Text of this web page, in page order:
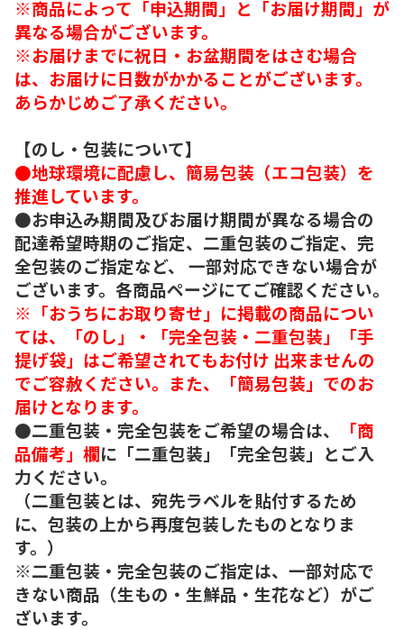
※商品によって「申込期間」と「お届け期間」が
異なる場合がございます。
※お届けまでに祝日・お盆期間をはさむ場合
は、お届けに日数がかかることがございます。
あらかじめご了承ください。
【のし・包装について】
●地球環境に配慮し、簡易包装（エコ包装）を
推進しています。
●お申込み期間及びお届け期間が異なる場合の
配達希望時期のご指定、二重包装のご指定、完
全包装のご指定など、 一部対応できない場合が
ございます。各商品ページにてご確認ください。
※「おうちにお取り寄せ」に掲載の商品につい
ては、「のし」・「完全包装・二重包装」「手
提げ袋」はご希望されてもお付け 出来ませんの
でご容赦ください。また、「簡易包装」でのお
届けとなります。
●二重包装・完全包装をご希望の場合は、
「商
品備考」欄に「二重包装」「完全包装」とご入
力ください。
（二重包装とは、宛先ラベルを貼付するため
に、包装の上から再度包装したものとなりま
す。）
※二重包装・完全包装のご指定は、一部対応で
きない商品（生もの・生鮮品・生花など）がご
ざいます。